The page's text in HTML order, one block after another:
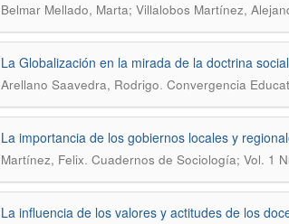
Belmar Mellado, Marta; Villalobos Martínez,
La Globalización en la mirada de la doctrina
Arellano Saavedra, Rodrigo. Convergencia
La importancia de los gobiernos locales y
Martínez, Felix. Cuadernos de Sociología; Vol. 1
La influencia de los valores y actitudes de los